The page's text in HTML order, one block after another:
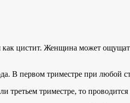
как цистит. Женщина может
В первом триместре при любой
третьем триместре, то